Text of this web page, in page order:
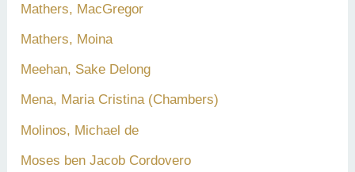
Mathers, MacGregor
Mathers, Moina
Meehan, Sake Delong
Mena, Maria Cristina (Chambers)
Molinos, Michael de
Moses ben Jacob Cordovero